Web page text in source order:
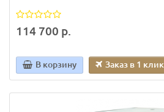
114 700 р.
В корзину Заказ в 1 клик